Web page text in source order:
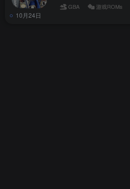
10月24日
GBA 游戏ROMs